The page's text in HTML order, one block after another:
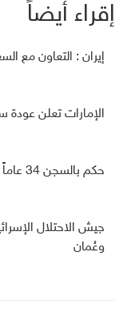
إقراء أيضاً
إيران : التعاون مع
الإمارات تعلن عودة
حكم بالسجن 34 عاماً على سعودية بسبب تغريدات على تويتر
جيش الاحتلال
وعُمان